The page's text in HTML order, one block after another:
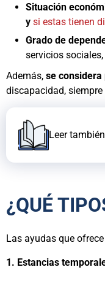
Situación
y si estas tienen
Grado de
servicios
Además, se considera
discapacidad,
Leer
¿QUÉ
Las ayudas que ofrece
1. Estancias